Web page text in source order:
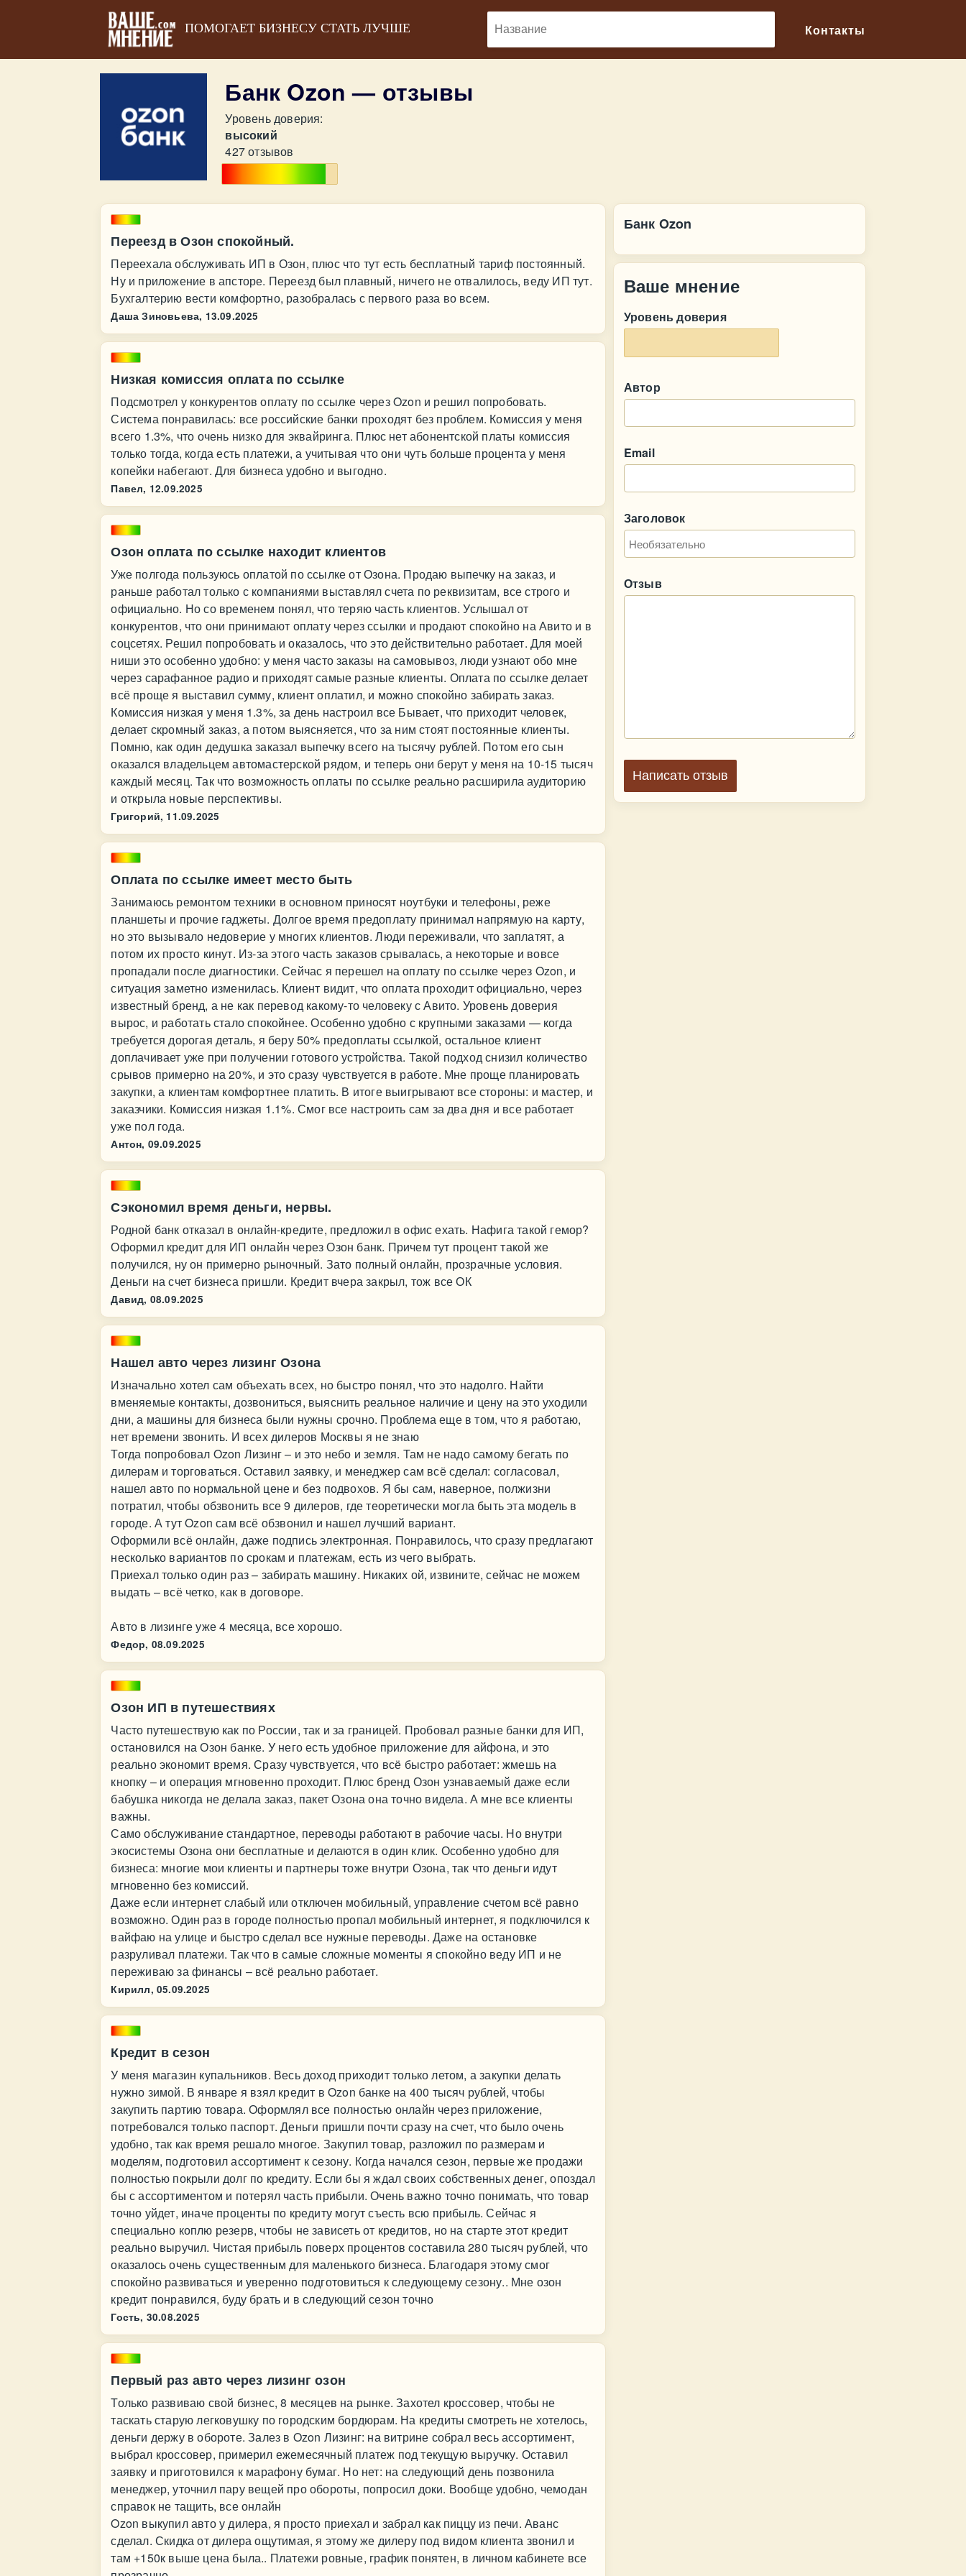
ПОМОГАЕТ БИЗНЕСУ СТАТЬ ЛУЧШЕ Контакты
Банк Ozon — отзывы
Уровень доверия:
высокий
427 отзывов
Переезд в Озон спокойный.
Переехала обслуживать ИП в Озон, плюс что тут есть бесплатный тариф постоянный.
Ну и приложение в апсторе. Переезд был плавный, ничего не отвалилось, веду ИП тут.
Бухгалтерию вести комфортно, разобралась с первого раза во всем.
Даша Зиновьева, 13.09.2025
Низкая комиссия оплата по ссылке
Подсмотрел у конкурентов оплату по ссылке через Ozon и решил попробовать.
Система понравилась: все российские банки проходят без проблем. Комиссия у меня
всего 1.3%, что очень низко для эквайринга. Плюс нет абонентской платы комиссия
только тогда, когда есть платежи, а учитывая что они чуть больше процента у меня
копейки набегают. Для бизнеса удобно и выгодно.
Павел, 12.09.2025
Озон оплата по ссылке находит клиентов
Уже полгода пользуюсь оплатой по ссылке от Озона. Продаю выпечку на заказ, и
раньше работал только с компаниями выставлял счета по реквизитам, все строго и
официально. Но со временем понял, что теряю часть клиентов. Услышал от
конкурентов, что они принимают оплату через ссылки и продают спокойно на Авито и в
соцсетях. Решил попробовать и оказалось, что это действительно работает. Для моей
ниши это особенно удобно: у меня часто заказы на самовывоз, люди узнают обо мне
через сарафанное радио и приходят самые разные клиенты. Оплата по ссылке делает
всё проще я выставил сумму, клиент оплатил, и можно спокойно забирать заказ.
Комиссия низкая у меня 1.3%, за день настроил все Бывает, что приходит человек,
делает скромный заказ, а потом выясняется, что за ним стоят постоянные клиенты.
Помню, как один дедушка заказал выпечку всего на тысячу рублей. Потом его сын
оказался владельцем автомастерской рядом, и теперь они берут у меня на 10-15 тысяч
каждый месяц. Так что возможность оплаты по ссылке реально расширила аудиторию
и открыла новые перспективы.
Григорий, 11.09.2025
Оплата по ссылке имеет место быть
Занимаюсь ремонтом техники в основном приносят ноутбуки и телефоны, реже
планшеты и прочие гаджеты. Долгое время предоплату принимал напрямую на карту,
но это вызывало недоверие у многих клиентов. Люди переживали, что заплатят, а
потом их просто кинут. Из-за этого часть заказов срывалась, а некоторые и вовсе
пропадали после диагностики. Сейчас я перешел на оплату по ссылке через Ozon, и
ситуация заметно изменилась. Клиент видит, что оплата проходит официально, через
известный бренд, а не как перевод какому-то человеку с Авито. Уровень доверия
вырос, и работать стало спокойнее. Особенно удобно с крупными заказами — когда
требуется дорогая деталь, я беру 50% предоплаты ссылкой, остальное клиент
доплачивает уже при получении готового устройства. Такой подход снизил количество
срывов примерно на 20%, и это сразу чувствуется в работе. Мне проще планировать
закупки, а клиентам комфортнее платить. В итоге выигрывают все стороны: и мастер, и
заказчики. Комиссия низкая 1.1%. Смог все настроить сам за два дня и все работает
уже пол года.
Антон, 09.09.2025
Сэкономил время деньги, нервы.
Родной банк отказал в онлайн-кредите, предложил в офис ехать. Нафига такой гемор?
Оформил кредит для ИП онлайн через Озон банк. Причем тут процент такой же
получился, ну он примерно рыночный. Зато полный онлайн, прозрачные условия.
Деньги на счет бизнеса пришли. Кредит вчера закрыл, тож все ОК
Давид, 08.09.2025
Нашел авто через лизинг Озона
Изначально хотел сам объехать всех, но быстро понял, что это надолго. Найти
вменяемые контакты, дозвониться, выяснить реальное наличие и цену на это уходили
дни, а машины для бизнеса были нужны срочно. Проблема еще в том, что я работаю,
нет времени звонить. И всех дилеров Москвы я не знаю
Тогда попробовал Ozon Лизинг – и это небо и земля. Там не надо самому бегать по
дилерам и торговаться. Оставил заявку, и менеджер сам всё сделал: согласовал,
нашел авто по нормальной цене и без подвохов. Я бы сам, наверное, полжизни
потратил, чтобы обзвонить все 9 дилеров, где теоретически могла быть эта модель в
городе. А тут Ozon сам всё обзвонил и нашел лучший вариант.
Оформили всё онлайн, даже подпись электронная. Понравилось, что сразу предлагают
несколько вариантов по срокам и платежам, есть из чего выбрать.
Приехал только один раз – забирать машину. Никаких ой, извините, сейчас не можем
выдать – всё четко, как в договоре.
Авто в лизинге уже 4 месяца, все хорошо.
Федор, 08.09.2025
Озон ИП в путешествиях
Часто путешествую как по России, так и за границей. Пробовал разные банки для ИП,
остановился на Озон банке. У него есть удобное приложение для айфона, и это
реально экономит время. Сразу чувствуется, что всё быстро работает: жмешь на
кнопку – и операция мгновенно проходит. Плюс бренд Озон узнаваемый даже если
бабушка никогда не делала заказ, пакет Озона она точно видела. А мне все клиенты
важны.
Само обслуживание стандартное, переводы работают в рабочие часы. Но внутри
экосистемы Озона они бесплатные и делаются в один клик. Особенно удобно для
бизнеса: многие мои клиенты и партнеры тоже внутри Озона, так что деньги идут
мгновенно без комиссий.
Даже если интернет слабый или отключен мобильный, управление счетом всё равно
возможно. Один раз в городе полностью пропал мобильный интернет, я подключился к
вайфаю на улице и быстро сделал все нужные переводы. Даже на остановке
разруливал платежи. Так что в самые сложные моменты я спокойно веду ИП и не
переживаю за финансы – всё реально работает.
Кирилл, 05.09.2025
Кредит в сезон
У меня магазин купальников. Весь доход приходит только летом, а закупки делать
нужно зимой. В январе я взял кредит в Ozon банке на 400 тысяч рублей, чтобы
закупить партию товара. Оформлял все полностью онлайн через приложение,
потребовался только паспорт. Деньги пришли почти сразу на счет, что было очень
удобно, так как время решало многое. Закупил товар, разложил по размерам и
моделям, подготовил ассортимент к сезону. Когда начался сезон, первые же продажи
полностью покрыли долг по кредиту. Если бы я ждал своих собственных денег, опоздал
бы с ассортиментом и потерял часть прибыли. Очень важно точно понимать, что товар
точно уйдет, иначе проценты по кредиту могут съесть всю прибыль. Сейчас я
специально коплю резерв, чтобы не зависеть от кредитов, но на старте этот кредит
реально выручил. Чистая прибыль поверх процентов составила 280 тысяч рублей, что
оказалось очень существенным для маленького бизнеса. Благодаря этому смог
спокойно развиваться и уверенно подготовиться к следующему сезону.. Мне озон
кредит понравился, буду брать и в следующий сезон точно
Гость, 30.08.2025
Первый раз авто через лизинг озон
Только развиваю свой бизнес, 8 месяцев на рынке. Захотел кроссовер, чтобы не
таскать старую легковушку по городским бордюрам. На кредиты смотреть не хотелось,
деньги держу в обороте. Залез в Ozon Лизинг: на витрине собрал весь ассортимент,
выбрал кроссовер, примерил ежемесячный платеж под текущую выручку. Оставил
заявку и приготовился к марафону бумаг. Но нет: на следующий день позвонила
менеджер, уточнил пару вещей про обороты, попросил доки. Вообще удобно, чемодан
справок не тащить, все онлайн
Ozon выкупил авто у дилера, я просто приехал и забрал как пиццу из печи. Аванс
сделал. Скидка от дилера ощутимая, я этому же дилеру под видом клиента звонил и
там +150к выше цена была.. Платежи ровные, график понятен, в личном кабинете все
Банк Ozon
Ваше мнение
Уровень доверия
Автор
Email
Заголовок
Отзыв
Написать отзыв